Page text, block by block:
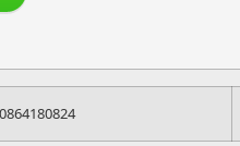
0864180824